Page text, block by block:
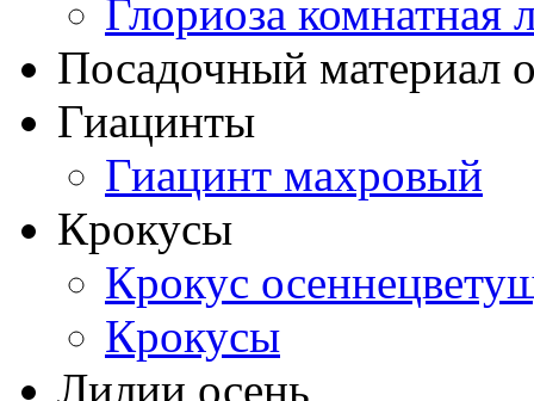
Глориоза комнатная
Посадочный материал
Гиацинты
Гиацинт махровый
Крокусы
Крокус
Крокусы
Лилии осень